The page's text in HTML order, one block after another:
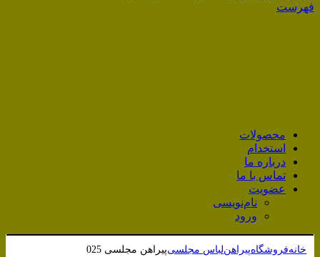
فهرست
محصولات
استخدام
درباره ما
تماس با ما
عضویت
نام‌نویسی
ورود
خانهفروشگاهپیراهنلباس مجلسیپیراهن مجلسی 025